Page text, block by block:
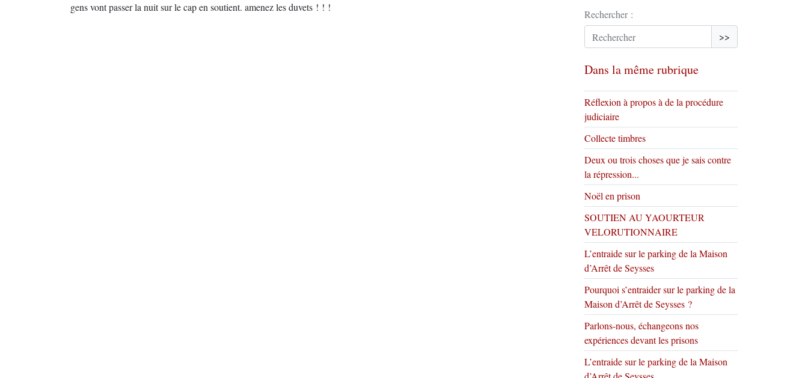
gens vont passer la nuit sur le cap en soutient. amenez les duvets ! ! !
Rechercher :
>>
Dans la même rubrique
Réflexion à propos à de la procédure
judiciaire
Collecte timbres
Deux ou trois choses que je sais contre
la répression...
Noël en prison
SOUTIEN AU YAOURTEUR
VELORUTIONNAIRE
L’entraide sur le parking de la Maison
d’Arrêt de Seysses
Pourquoi s’entraider sur le parking de la
Maison d’Arrêt de Seysses ?
Parlons-nous, échangeons nos
expériences devant les prisons
L’entraide sur le parking de la Maison